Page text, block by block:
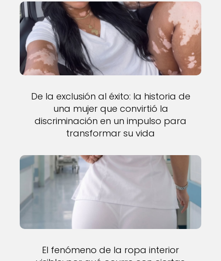
De la exclusión al éxito: la historia de
una mujer que convirtió la
discriminación en un impulso para
transformar su vida
El fenómeno de la ropa interior